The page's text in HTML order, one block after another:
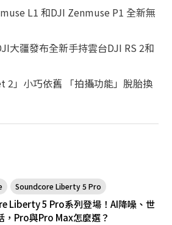
L1 和DJI Zenmuse P1 全新無
大疆發布全新手持雲台DJI RS 2和
2」小巧依舊 「拍攝功能」脫胎換
Soundcore Liberty 5 Pro
Liberty 5 Pro系列登場！AI降噪、世
，Pro與Pro Max怎麼選？